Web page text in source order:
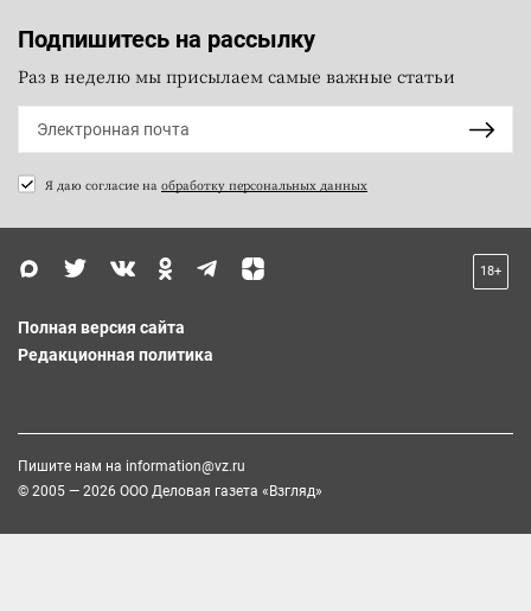
Подпишитесь на рассылку
Раз в неделю мы присылаем самые важные статьи
Я даю согласие на обработку персональных данных
18+
Полная версия сайта
Редакционная политика
Пишите нам на information@vz.ru
© 2005 — 2026 ООО Деловая газета «Взгляд»